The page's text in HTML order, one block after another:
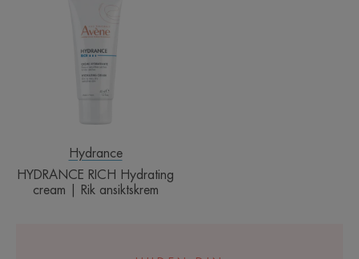
cream
|
Rik
ansiktskrem
Hydrance
HYDRANCE RICH Hydrating
cream | Rik ansiktskrem